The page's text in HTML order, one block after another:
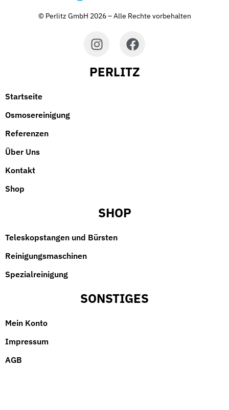
© Perlitz GmbH 2026 – Alle Rechte vorbehalten
PERLITZ
Startseite
Osmosereinigung
Referenzen
Über Uns
Kontakt
Shop
SHOP
Teleskopstangen und Bürsten
Reinigungsmaschinen
Spezialreinigung
SONSTIGES
Mein Konto
Impressum
AGB